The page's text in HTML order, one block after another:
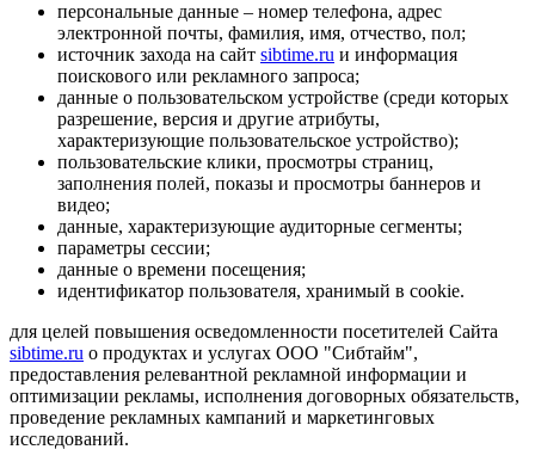
персональные данные – номер телефона, адрес
электронной почты, фамилия, имя, отчество, пол;
источник захода на сайт sibtime.ru и информация
поискового или рекламного запроса;
данные о пользовательском устройстве (среди которых
разрешение, версия и другие атрибуты,
характеризующие пользовательское устройство);
пользовательские клики, просмотры страниц,
заполнения полей, показы и просмотры баннеров и
видео;
данные, характеризующие аудиторные сегменты;
параметры сессии;
данные о времени посещения;
идентификатор пользователя, хранимый в cookie.
для целей повышения осведомленности посетителей Сайта
sibtime.ru о продуктах и услугах ООО "Сибтайм",
предоставления релевантной рекламной информации и
оптимизации рекламы, исполнения договорных обязательств,
проведение рекламных кампаний и маркетинговых
исследований.